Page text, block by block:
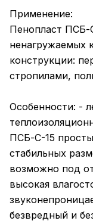
Применение:
Пенопласт ПСБ-
ненагружаемых
конструкции:
стропилами,
Особенности: -
ПСБ-С-15
стабильных
возможно под
высокая
безвредный и